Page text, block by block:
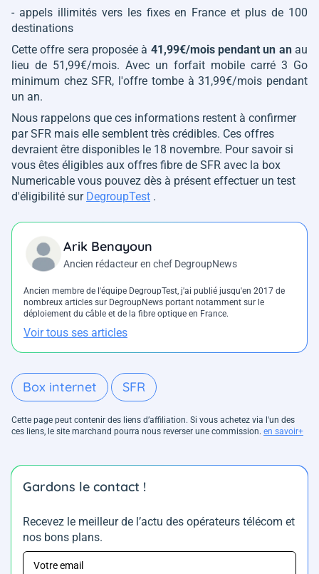
- appels illimités vers les fixes en France et plus de 100
destinations
Cette offre sera proposée à 41,99€/mois pendant un anau
lieu de 51,99€/mois. Avec un forfait mobile carré 3 Go
minimum chez SFR, l'offre tombe à 31,99€/mois pendant
un an.
Nous rappelons que ces informations restent à confirmer
par SFR mais elle semblent très crédibles. Ces offres
devraient être disponibles le 18 novembre. Pour savoir si
vous êtes éligibles aux offres fibre de SFR avec la box
Numericable vous pouvez dès à présent effectuer un test
d'éligibilité sur DegroupTest .
Arik Benayoun
Ancien rédacteur en chef DegroupNews
Ancien membre de l'équipe DegroupTest, j'ai publié jusqu'en 2017 de
nombreux articles sur DegroupNews portant notamment sur le
déploiement du câble et de la fibre optique en France.
Voir tous ses articles
Box internet SFR
Cette page peut contenir des liens d’affiliation. Si vous achetez via l'un des
ces liens, le site marchand pourra nous reverser une commission. en savoir+
Gardons le contact !
Recevez le meilleur de l’actu des opérateurs télécom et
nos bons plans.